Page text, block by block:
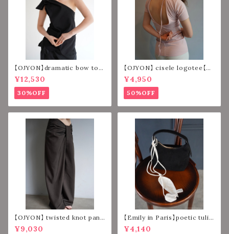
【OJYON】dramatic bow top
【BLACK】
¥12,530
30%OFF
【OJYON】 cisele logotee【PI
NK】
¥4,950
50%OFF
【OJYON】 twisted knot pant
s 【DARK BROWN】
¥9,030
【Emily in Paris】poetic tulip
strap 【IVORY】
¥4,140